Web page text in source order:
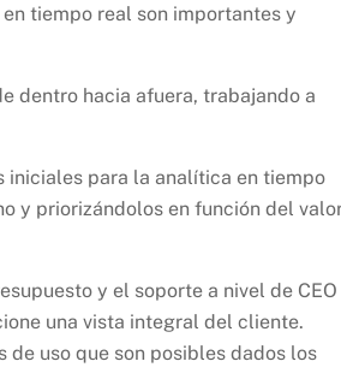
tiempo real son importantes y
dentro hacia afuera, trabajando a
para la analítica en tiempo
y priorizándolos en función del
y el soporte a nivel de CEO
una vista integral del cliente.
uso que son posibles dados los